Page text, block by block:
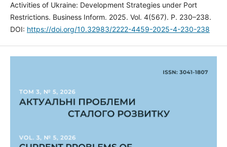
Activities of Ukraine: Development Strategies under Port
Restrictions. Business Inform. 2025. Vol. 4(567). P. 230–238.
DOI: https://doi.org/10.32983/2222-4459-2025-4-230-238